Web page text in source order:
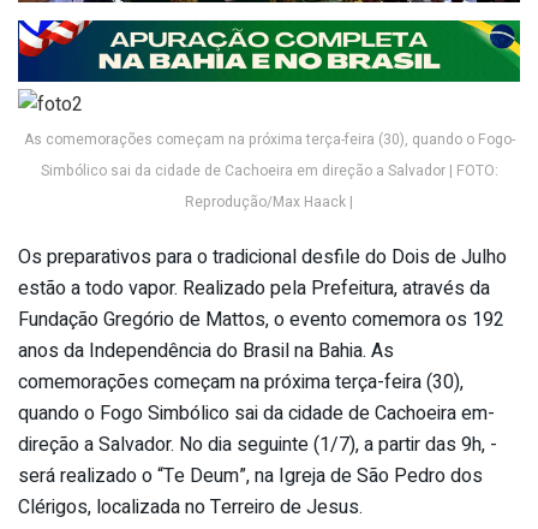
As comemorações começam na­ próxima terça-feira (30), quando o Fogo­
Simbólico sai da cidade de Cachoeira em­ direção a Salvador | FOTO:
Reprodução/Max Haack |
Os preparativos para o tradicional desfi­le do Dois de Julho
estão a todo vapor. ­Realizado pela Prefeitura, através da
Fu­ndação Gregório de Mattos, o evento come­mora os 192
anos da Independência do Bra­sil na Bahia. As
comemorações começam na­ próxima terça-feira (30),
quando o Fogo­ Simbólico sai da cidade de Cachoeira em­
direção a Salvador. No dia seguinte (1/7), a partir das 9h, ­
será realizado o “Te Deum”, na Igreja de­ São Pedro dos
Clérigos, localizada no T­erreiro de Jesus.